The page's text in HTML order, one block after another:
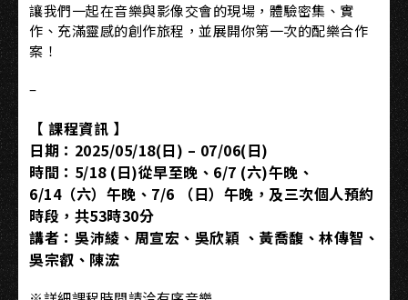
讓我們一起在音樂與影像交會的現場，體驗密集、實
作、充滿靈感的創作旅程，並展開你第一次的配樂合作
案！
–
【 課程資訊 】
日期：2025/05/18(日) – 07/06(日)
時間：5/18 (日)從早至晚、6/7 (六)午晚、
6/14（六）午晚、7/6 （日）午晚，及三次個人預約
時段，共53時30分
講者：吳沛綾、周宣宏、吳欣穎 、黃喬馥、林傳智、
吳宗叡、陳浤